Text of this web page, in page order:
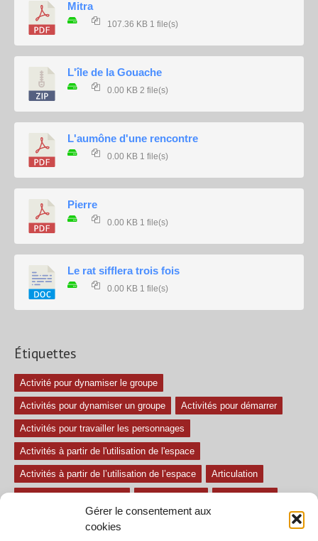
Gérer le consentement aux
cookies
Mitra
107.36 KB 1 file(s)
L'île de la Gouache
0.00 KB 2 file(s)
L'aumône d'une rencontre
0.00 KB 1 file(s)
Pierre
0.00 KB 1 file(s)
Le rat sifflera trois fois
0.00 KB 1 file(s)
Étiquettes
Activité pour dynamiser le groupe
Activités pour dynamiser un groupe Activités pour démarrer
Activités pour travailler les personnages
Activités à partir de l'utilisation de l'espace
Activités à partir de l’utilisation de l’espace Articulation
Exercices difficiles